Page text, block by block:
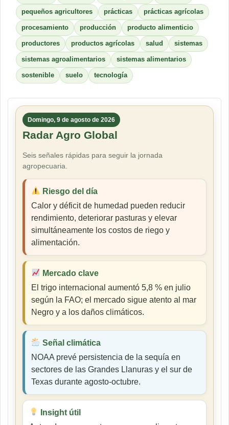
pequeños agricultores prácticas prácticas agrícolas
procesamiento producción producto alimenticio
productores productos agrícolas salud sistemas
sistemas agroalimentarios sistemas alimentarios
sostenible suelo tecnología
Domingo, 9 de agosto de 2026
Radar Agro Global
Seis señales rápidas para seguir la jornada
agropecuaria.
Riesgo del día
Calor y déficit de humedad pueden reducir
rendimiento, deteriorar pasturas y elevar
simultáneamente los costos de riego y
alimentación.
Mercado clave
El trigo internacional aumentó 5,8 % en julio
según la FAO; el mercado sigue atento al mar
Negro y a los daños climáticos.
Señal climática
NOAA prevé persistencia de la sequía en
sectores de las Grandes Llanuras y el sur de
Texas durante agosto-octubre.
Insight útil